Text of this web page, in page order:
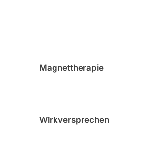
Magnettherapie
Wirkversprechen